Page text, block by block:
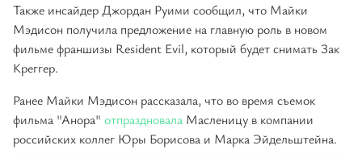
Также инсайдер Джордан Руими сообщил, что Майки
Мэдисон получила предложение на главную роль в новом
фильме франшизы Resident Evil, который будет снимать Зак
Креггер.
Ранее Майки Мэдисон рассказала, что во время съемок
фильма "Анора" отпраздновала Масленицу в компании
российских коллег Юры Борисова и Марка Эйдельштейна.